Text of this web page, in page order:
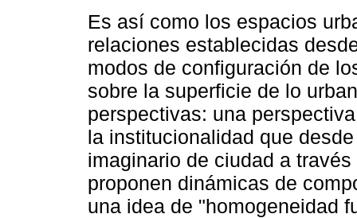
Es así como los espacios
relaciones establecidas
modos de configuración de
sobre la superficie de lo
perspectivas: una
la institucionalidad que
imaginario de ciudad a
proponen dinámicas de
una idea de "homogeneidad